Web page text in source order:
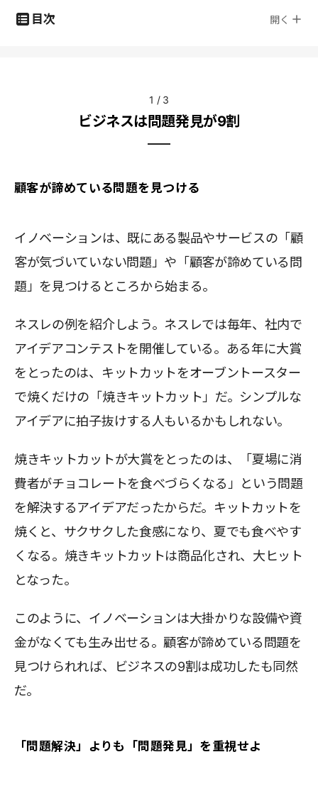
目次 開く
1 / 3
ビジネスは問題発見が9割
顧客が諦めている問題を見つける
イノベーションは、既にある製品やサービスの「顧
客が気づいていない問題」や「顧客が諦めている問
題」を見つけるところから始まる。
ネスレの例を紹介しよう。ネスレでは毎年、社内で
アイデアコンテストを開催している。ある年に大賞
をとったのは、キットカットをオーブントースター
で焼くだけの「焼きキットカット」だ。シンプルな
アイデアに拍子抜けする人もいるかもしれない。
焼きキットカットが大賞をとったのは、「夏場に消
費者がチョコレートを食べづらくなる」という問題
を解決するアイデアだったからだ。キットカットを
焼くと、サクサクした食感になり、夏でも食べやす
くなる。焼きキットカットは商品化され、大ヒット
となった。
このように、イノベーションは大掛かりな設備や資
金がなくても生み出せる。顧客が諦めている問題を
見つけられれば、ビジネスの9割は成功したも同然
だ。
「問題解決」よりも「問題発見」を重視せよ